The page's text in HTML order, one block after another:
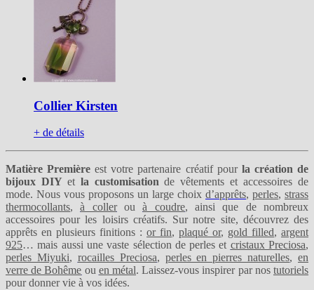
Collier Kirsten
+ de détails
Matière Première est votre partenaire créatif pourla création de
bijoux DIY etla customisation de vêtements et accessoires de
mode. Nous vous proposons un large choix d’apprêts, perles, strass
thermocollants,à collerouà coudre, ainsi que de nombreux
accessoires pour les loisirs créatifs. Sur notre site, découvrez des
apprêts en plusieurs finitions : or fin, plaqué or, gold filled, argent
925… mais aussi une vaste sélection de perles et cristaux Preciosa,
perles Miyuki, rocailles Preciosa, perles en pierres naturelles, en
verre de Bohême ou en métal. Laissez-vous inspirer par nostutoriels
pour donner vie à vos idées.